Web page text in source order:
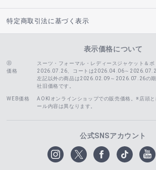
特定商取引法に基づく表示
表示価格について
価格
スーツ・フォーマル・レディースジャケット＆
2026.07.26、コートは2026.04.06～
左記以外の商品は2026.02.09～2026.07.26の
社旧価格です。
WEB価格
AOKIオンラインショップでの販売価格。※店頭
ール内容は異なります。
公式SNSアカウント